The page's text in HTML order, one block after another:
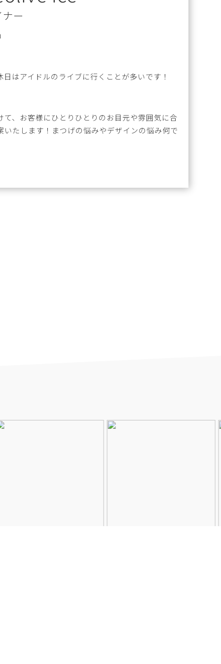
ー
はアイドルのライブに行くことが多いです！
て、お客様にひとりひとりのお目元や雰囲気に合
いたします！まつげの悩みやデザインの悩み何で